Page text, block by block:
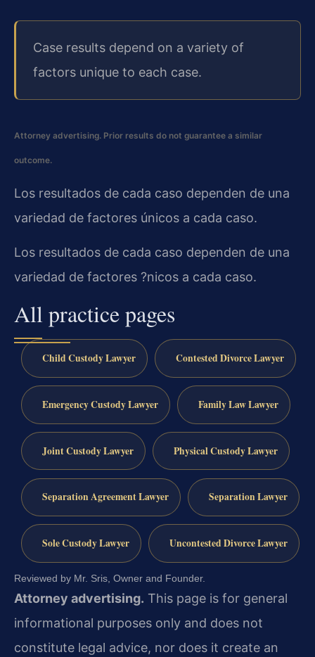
Case results depend on a variety of
factors unique to each case.
Attorney advertising. Prior results do not guarantee a similar
outcome.
Los resultados de cada caso dependen de una
variedad de factores únicos a cada caso.
Los resultados de cada caso dependen de una
variedad de factores ?nicos a cada caso.
All practice pages
Child Custody Lawyer Contested Divorce Lawyer
Emergency Custody Lawyer Family Law Lawyer
Joint Custody Lawyer Physical Custody Lawyer
Separation Agreement Lawyer Separation Lawyer
Sole Custody Lawyer Uncontested Divorce Lawyer
Reviewed by Mr. Sris, Owner and Founder.
Attorney advertising. This page is for general
informational purposes only and does not
constitute legal advice, nor does it create an